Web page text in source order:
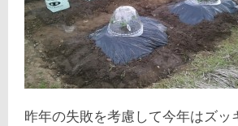
昨年の失敗を考慮して今年はズッ